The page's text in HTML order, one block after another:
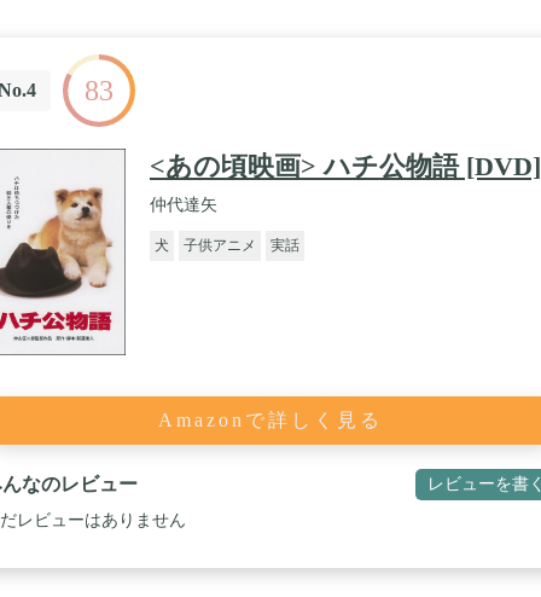
83
<あの頃映画> ハチ公物語 [DVD]
仲代達矢
犬 子供アニメ 実話
Amazonで詳しく見る
なのレビュー レビューを書
レビューはありません